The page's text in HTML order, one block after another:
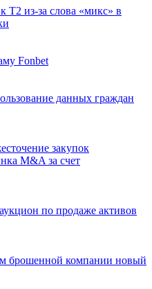
Т2 из-за слова «микс» в
Fonbet
данных граждан
закупок
M&A за счет
по продаже активов
брошенной компании новый